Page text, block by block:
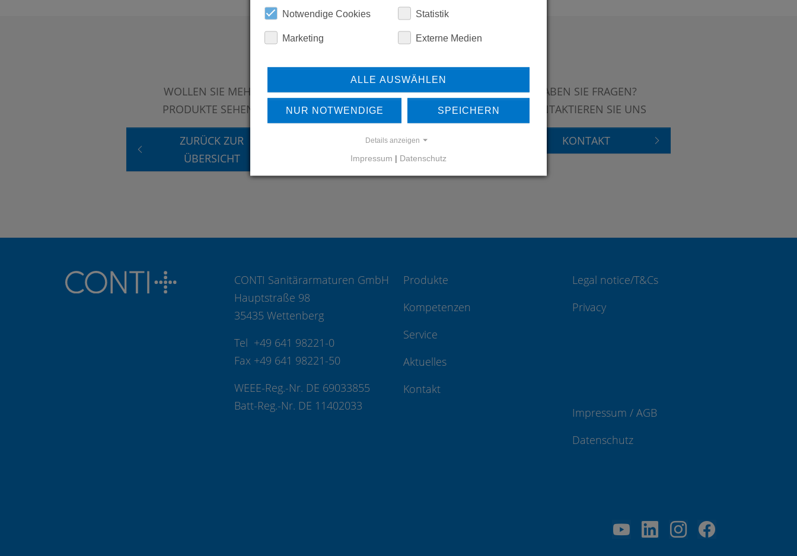
WOLLEN SIE MEHR
PRODUKTE SEHEN?
ZURÜCK ZUR
ÜBERSICHT
ERFAHREN SIE MEHR ÜBER
UNSERE REFERENZEN
REFERENZEN
HABEN SIE FRAGEN?
KONTAKTIEREN SIE UNS
KONTAKT
CONTI Sanitärarmaturen GmbH
Hauptstraße 98
35435 Wettenberg
Tel +49 641 98221-0
Fax +49 641 98221-50
WEEE-Reg.-Nr. DE 69033855
Batt-Reg.-Nr. DE 11402033
Produkte
Kompetenzen
Service
Aktuelles
Kontakt
Legal notice/T&Cs
Privacy
Impressum / AGB
Datenschutz
Notwendige Cookies Statistik
Marketing Externe Medien
ALLE AUSWÄHLEN
NUR NOTWENDIGE SPEICHERN
Details anzeigen
Impressum | Datenschutz